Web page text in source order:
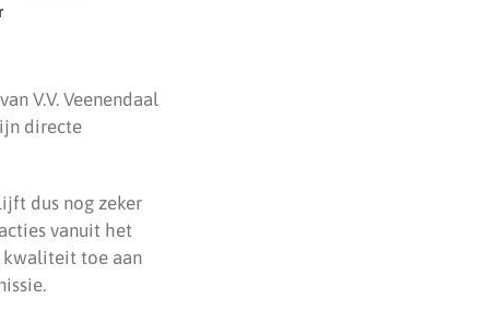
V.V. Veenendaal
directe
dus nog zeker
vanuit het
kwaliteit toe aan